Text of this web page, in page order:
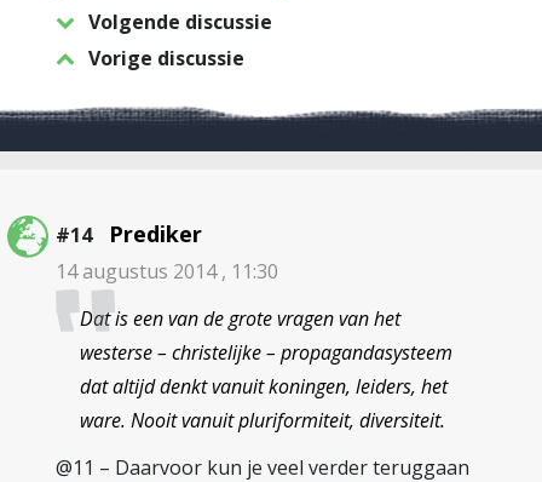
Volgende discussie
Vorige discussie
#14 Prediker
14 augustus 2014 , 11:30
Dat is een van de grote vragen van het
westerse – christelijke – propagandasysteem
dat altijd denkt vanuit koningen, leiders, het
ware. Nooit vanuit pluriformiteit, diversiteit.
@11 – Daarvoor kun je veel verder teruggaan